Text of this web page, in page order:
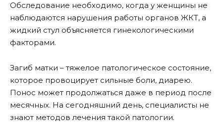
Обследование необходимо, когда у женщины не
наблюдаются нарушения работы органов ЖКТ, а
жидкий стул объясняется гинекологическими
факторами.
Загиб матки – тяжелое патологическое состояние,
которое провоцирует сильные боли, диарею.
Понос может продолжаться даже в период после
месячных. На сегодняшний день, специалисты не
знают методов лечения такой патологии.